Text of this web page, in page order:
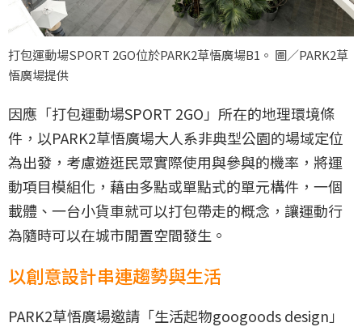
打包運動場SPORT 2GO位於PARK2草悟廣場B1。 圖／PARK2草
悟廣場提供
因應「打包運動場SPORT 2GO」所在的地理環境條
件，以PARK2草悟廣場大人系非典型公園的場域定位
為出發，考慮遊逛民眾實際使用與參與的機率，將運
動項目模組化，藉由多點或單點式的單元構件，一個
載體、一台小貨車就可以打包帶走的概念，讓運動行
為隨時可以在城市閒置空間發生。
以創意設計串連趨勢與生活
PARK2草悟廣場邀請「生活起物googoods design」